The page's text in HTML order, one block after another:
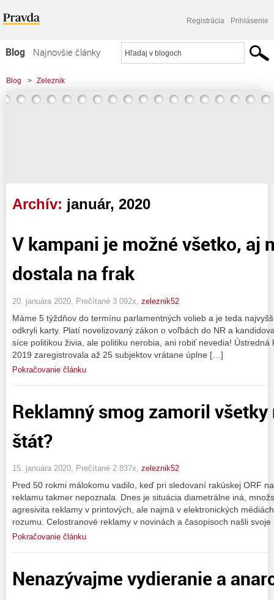
Registrácia Prihlásenie
Blog
Najnovšie články
Najčítanejšie články
Najkomentovanejšie články
Blog > Zeleznik
Archív: január, 2020
V kampani je možné všetko, aj
dostala na frak
20. januára 2020, Prečítané 3 092x, zeleznik52
Máme 5 týždňov do termínu parlamentných volieb a je teda
odkryli karty. Platí novelizovaný zákon o voľbách do NR a
síce politikou živia, ale politiku nerobia, ani robiť nevedia!
2019 zaregistrovala až 25 subjektov vrátane úplne […]
Pokračovanie článku
Reklamný smog zamoril
štát?
15. januára 2020, Prečítané 2 837x, zeleznik52
Pred 50 rokmi málokomu vadilo, keď pri sledovaní rakúskej ORF
reklamu takmer nepoznala. Dnes je situácia diametrálne iná,
agresivita reklamy v printových, ale najmä v elektronických
rozumu. Celostranové reklamy v novinách a časopisoch našli
Pokračovanie článku
Nenazývajme vydieranie a